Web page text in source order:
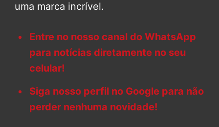
uma marca incrível.
Entre no nosso canal do WhatsApp
para notícias diretamente no seu
celular!
Siga nosso perfil no Google para não
perder nenhuma novidade!